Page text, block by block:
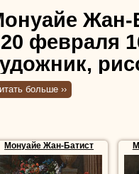
Жан-
февраля
франко-
больше ››
Монуайе Жан-Батист